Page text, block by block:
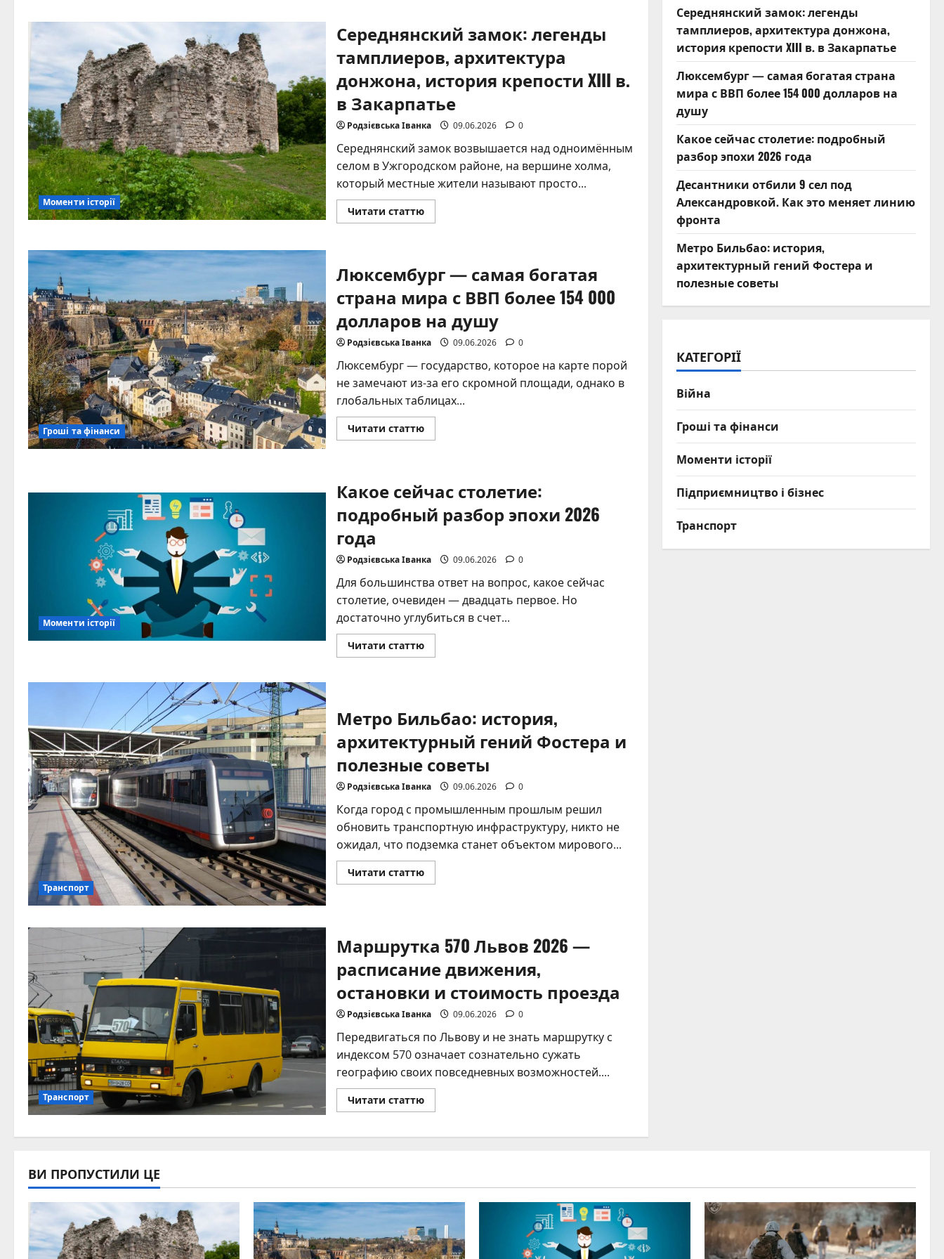
Моменти історії
Середнянский замок: легенды
тамплиеров, архитектура
донжона, история крепости XIII в.
в Закарпатье
Родзієвська Іванка 09.06.2026 0
Середнянский замок возвышается над одноимённым
селом в Ужгородском районе, на вершине холма,
который местные жители называют просто...
Читати статтюПрочитать
больше
тамплиеров,
архитектура
донжона,
история
крепости
XIII
в.
в
Закарпатье
Гроші та фінанси
Люксембург — самая богатая
страна мира с ВВП более 154 000
долларов на душу
Родзієвська Іванка 09.06.2026 0
Люксембург — государство, которое на карте порой
не замечают из-за его скромной площади, однако в
глобальных таблицах...
Читати статтюПрочитать
больше
богатая
страна
мира
с
ВВП
000
долларов
душу
Моменти історії
Какое сейчас столетие:
подробный разбор эпохи 2026
года
Родзієвська Іванка 09.06.2026 0
Для большинства ответ на вопрос, какое сейчас
столетие, очевиден — двадцать первое. Но
достаточно углубиться в счет...
Читати статтюПрочитать
больше
разбор
эпохи
года
Транспорт
Метро Бильбао: история,
архитектурный гений Фостера и
полезные советы
Родзієвська Іванка 09.06.2026 0
Когда город с промышленным прошлым решил
обновить транспортную инфраструктуру, никто не
ожидал, что подземка станет объектом мирового...
Читати статтюПрочитать
больше
гений
Фостера
полезные
советы
Транспорт
Маршрутка 570 Львов 2026 —
расписание движения,
остановки и стоимость проезда
Родзієвська Іванка 09.06.2026 0
Передвигаться по Львову и не знать маршрутку с
индексом 570 означает сознательно сужать
географию своих повседневных возможностей....
Читати статтюПрочитать
больше
570
движения,
и
проезда
Середнянский замок: легенды
тамплиеров, архитектура донжона,
история крепости XIII в. в Закарпатье
Люксембург — самая богатая страна
мира с ВВП более 154 000 долларов на
душу
Какое сейчас столетие: подробный
разбор эпохи 2026 года
Десантники отбили 9 сел под
Александровкой. Как это меняет линию
фронта
Метро Бильбао: история,
архитектурный гений Фостера и
полезные советы
КАТЕГОРІЇ
Війна
Гроші та фінанси
Моменти історії
Підприємництво і бізнес
Транспорт
ВИ ПРОПУСТИЛИ ЦЕ